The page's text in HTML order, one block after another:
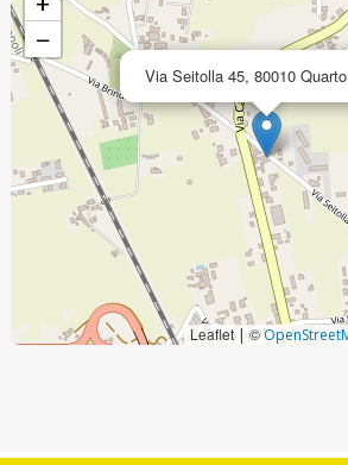
Via Seitolla 45, 80010
−
Leaflet|©